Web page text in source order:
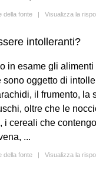
della fonte | Visualizza la
intolleranti?
in esame gli
oggetto di
il frumento, la
oltre che le
i cereali che
...
della fonte | Visualizza la